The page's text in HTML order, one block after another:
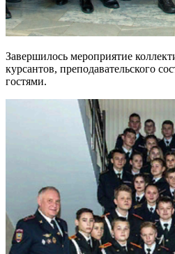
Завершилось мероприятие
курсантов, преподавательского
гостями.